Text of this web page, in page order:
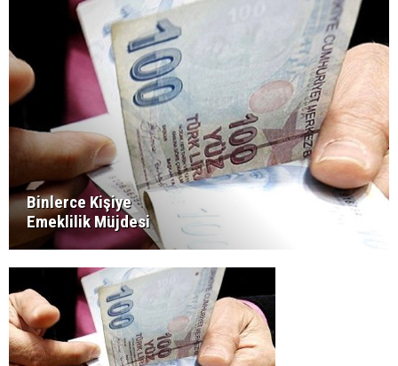
Binlerce Kişiye
Emeklilik Müjdesi